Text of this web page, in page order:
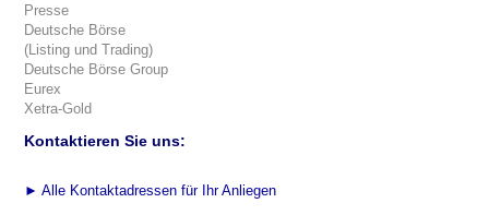
Presse
Deutsche Börse
(Listing und Trading)
Deutsche Börse Group
Eurex
Xetra-Gold
Kontaktieren Sie uns:
► Alle Kontaktadressen für Ihr Anliegen